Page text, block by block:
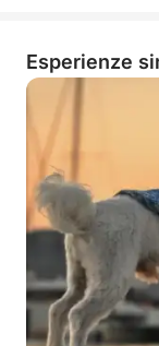
Esperienze